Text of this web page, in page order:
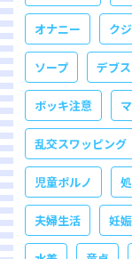
オナニー ク
ソープ デブス
ボッキ注意
乱交スワッピング
児童ポルノ
夫婦生活 妊娠